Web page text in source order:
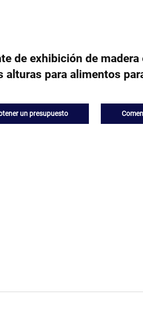
de exhibición de
alturas para alimentos
un presupuesto